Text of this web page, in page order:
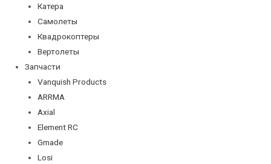
Катера
Самолеты
Квадрокоптеры
Вертолеты
Запчасти
Vanquish Products
ARRMA
Axial
Element RC
Gmade
Losi